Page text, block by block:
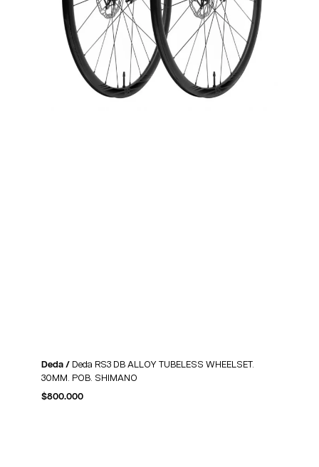
Deda / Deda RS3 DB ALLOY TUBELESS WHEELSET.
30MM. POB. SHIMANO
$800.000